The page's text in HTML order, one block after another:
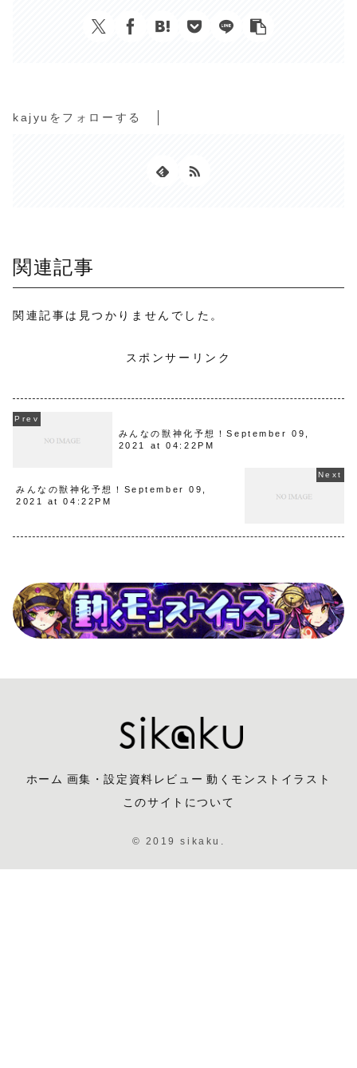
kajyuをフォローする
関連記事
関連記事は見つかりませんでした。
スポンサーリンク
みんなの獣神化予想！September 09,
2021 at 04:22PM
みんなの獣神化予想！September 09,
2021 at 04:22PM
ホーム 画集・設定資料レビュー 動くモンストイラスト
このサイトについて
© 2019 sikaku.